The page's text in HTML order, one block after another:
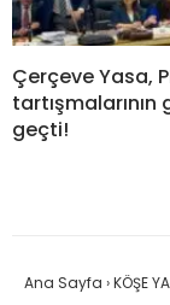
Çerçeve Yasa,
geçti!
Ana Sayfa ›KÖŞE